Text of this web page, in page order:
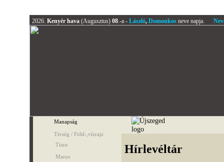
2026. Kenyér hava (Augusztus) 08.-a - László, Domonkosneve napja.
Manapság
Térség / Föld-,vízrajz
Tisza
Maros
Hírlevéltár